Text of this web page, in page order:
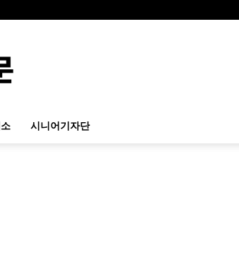
시니어기자단